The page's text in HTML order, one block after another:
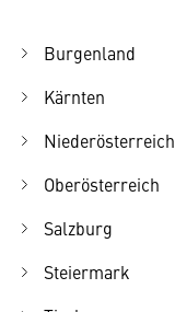
Burgenland
Kärnten
Niederösterreich
Oberösterreich
Salzburg
Steiermark